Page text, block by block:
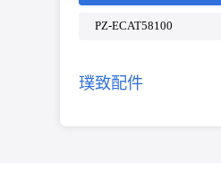
PZ-ECAT58100
璞致配件